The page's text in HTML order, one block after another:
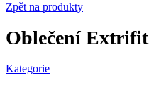
Zpět na produkty
Oblečení Extrifit
Kategorie